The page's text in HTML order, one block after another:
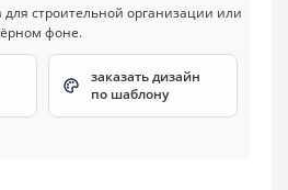
заказать дизайн
по шаблону